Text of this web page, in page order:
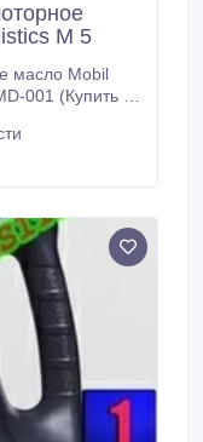
M 5
масло Mobil
001 (Купить в
масло